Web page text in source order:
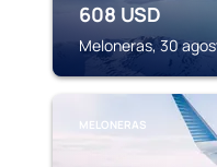
608 USD
Meloneras, 30
MELONERAS